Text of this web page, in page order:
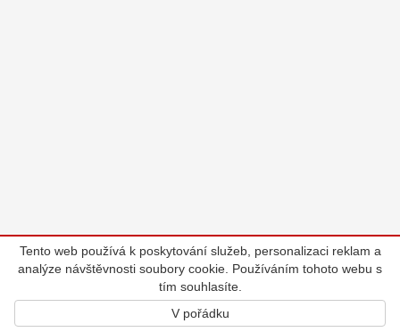
Tento web používá k poskytování služeb, personalizaci reklam a
analýze návštěvnosti soubory cookie. Používáním tohoto webu s
tím souhlasíte.
V pořádku